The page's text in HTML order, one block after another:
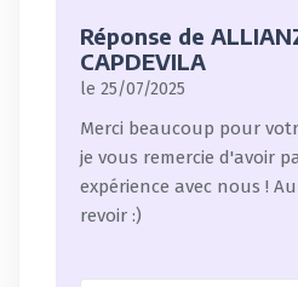
Réponse de
CAPDEVILA
le 25/07/2025
Merci beaucoup pour
je vous remercie d'avoir
expérience avec nous !
revoir :)